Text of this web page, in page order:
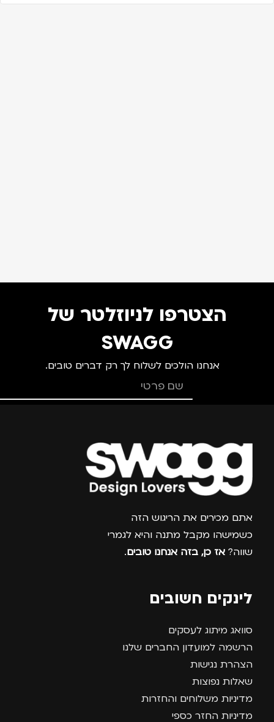
הצטרפו לניוזלטר של
SWAGG
אנחנו הולכים לשלוח לך רק דברים טובים.
צרפו אותי למועדון
אתם מכירים את הריגוש הזה
כשמישהו מקבל מתנה והיא לגמרי
שווה? אז כן, בזה אנחנו טובים.
לינקים חשובים
סוואג מיתוג לעסקים
הרשמה למועדון החברים שלנו
הצהרת נגישות
שאלות נפוצות
מדיניות משלוחים והחזרות
מדיניות החזר כספי